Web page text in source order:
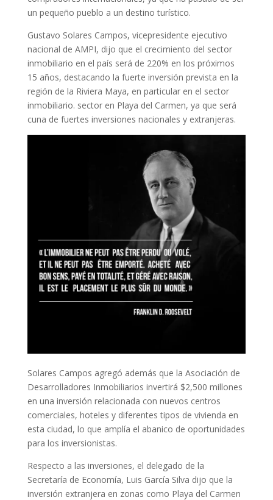
un pequeño pueblo a un destino turístico.
Gustavo Solares Campos, vicepresidente ejecutivo
nacional de AMPI, dijo que el crecimiento del sector
inmobiliario en el país será de 220% en los próximos
15 años, destacando la fuerte inversión prevista en la
región de la Riviera Maya, en particular en el sector
inmobiliario. sector en Playa del Carmen, ya que será
cuna de fuertes inversiones nacionales y extranjeras.
Solares Campos agregó además que la Asociación de
Desarrolladores Inmobiliarios invertirá $2,500 millones
en una inversión relacionada con nuevos centros
comerciales, hoteles y diferentes tipos de vivienda en
esta ciudad, lo que amplía el abanico de oportunidades
para los inversionistas.
Respecto a las inversiones, el delegado de la
Secretaría de Economía, Luis García Silva dijo que la
inversión extranjera en zonas como Playa del Carmen